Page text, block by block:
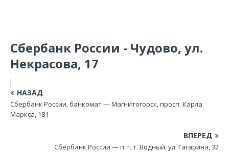
Сбербанк России - Чудово, ул.
Некрасова, 17
НАЗАД
Сбербанк России, банкомат — Магнитогорск, просп. Карла
Маркса, 181
ВПЕРЕД
Сбербанк России — п. г. т. Водный, ул. Гагарина, 32